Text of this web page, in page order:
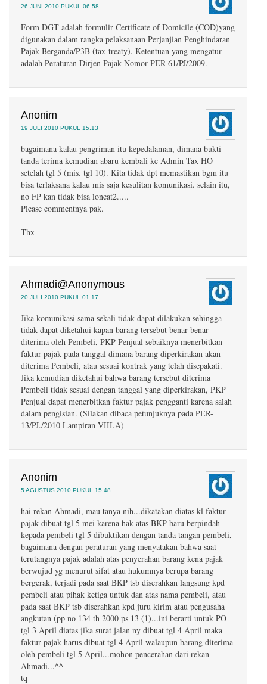
26 JUNI 2010 PUKUL 06.58
Form DGT adalah formulir Certificate of Domicile (COD)yang
digunakan dalam rangka pelaksanaan Perjanjian Penghindaran
Pajak Berganda/P3B (tax-treaty). Ketentuan yang mengatur
adalah Peraturan Dirjen Pajak Nomor PER-61/PJ/2009.
Anonim
19 JULI 2010 PUKUL 15.13
bagaimana kalau pengriman itu kepedalaman, dimana bukti
tanda terima kemudian abaru kembali ke Admin Tax HO
setelah tgl 5 (mis. tgl 10). Kita tidak dpt memastikan bgm itu
bisa terlaksana kalau mis saja kesulitan komunikasi. selain itu,
no FP kan tidak bisa loncat2.....
Please commentnya pak.
Thx
Ahmadi@Anonymous
20 JULI 2010 PUKUL 01.17
Jika komunikasi sama sekali tidak dapat dilakukan sehingga
tidak dapat diketahui kapan barang tersebut benar-benar
diterima oleh Pembeli, PKP Penjual sebaiknya menerbitkan
faktur pajak pada tanggal dimana barang diperkirakan akan
diterima Pembeli, atau sesuai kontrak yang telah disepakati.
Jika kemudian diketahui bahwa barang tersebut diterima
Pembeli tidak sesuai dengan tanggal yang diperkirakan, PKP
Penjual dapat menerbitkan faktur pajak pengganti karena salah
dalam pengisian. (Silakan dibaca petunjuknya pada PER-
13/PJ./2010 Lampiran VIII.A)
Anonim
5 AGUSTUS 2010 PUKUL 15.48
hai rekan Ahmadi, mau tanya nih...dikatakan diatas kl faktur
pajak dibuat tgl 5 mei karena hak atas BKP baru berpindah
kepada pembeli tgl 5 dibuktikan dengan tanda tangan pembeli,
bagaimana dengan peraturan yang menyatakan bahwa saat
terutangnya pajak adalah atas penyerahan barang kena pajak
berwujud yg menurut sifat atau hukumnya berupa barang
bergerak, terjadi pada saat BKP tsb diserahkan langsung kpd
pembeli atau pihak ketiga untuk dan atas nama pembeli, atau
pada saat BKP tsb diserahkan kpd juru kirim atau pengusaha
angkutan (pp no 134 th 2000 ps 13 (1)...ini berarti untuk PO
tgl 3 April diatas jika surat jalan ny dibuat tgl 4 April maka
faktur pajak harus dibuat tgl 4 April walaupun barang diterima
oleh pembeli tgl 5 April...mohon pencerahan dari rekan
Ahmadi...^^
tq